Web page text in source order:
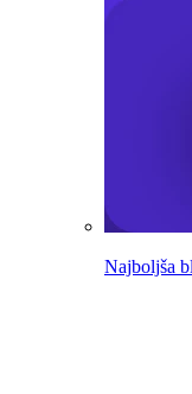
Najboljša